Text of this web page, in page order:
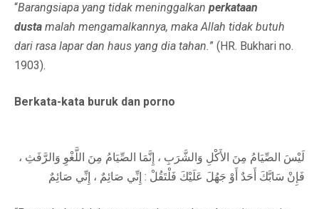
“Barangsiapa yang tidak meninggalkan perkataan
dusta malah mengamalkannya, maka Allah tidak butuh
dari rasa lapar dan haus yang dia tahan.” (HR. Bukhari no.
1903).
Berkata-kata buruk dan porno
لَيْسَ الصِّيَامُ مِنَ الأَكْلِ وَالشَّرَبِ ، إِنَّمَا الصِّيَامُ مِنَ اللَّغْوِ وَالرَّفَثِ ،
فَإِنْ سَابَّكَ أَحَدٌ أَوْ جَهُلَ عَلَيْكَ فَلْتَقُلْ : إِنِّي صَائِمٌ ، إِنِّي صَائِمٌ